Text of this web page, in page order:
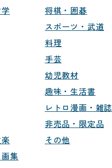
集
将棋・囲碁
スポーツ・武道
料理
手芸
幼児教材
趣味・生活書
レトロ漫画・雑誌
非売品・限定品
その他